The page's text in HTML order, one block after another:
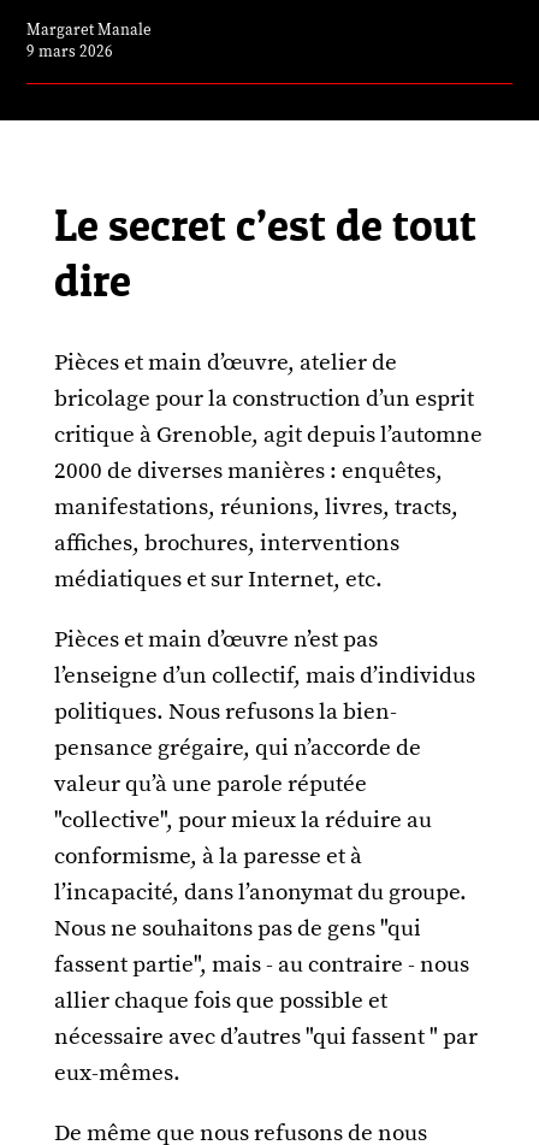
Margaret Manale
9 mars 2026
Le secret c’est de tout
dire
Pièces et main d’œuvre, atelier de
bricolage pour la construction d’un esprit
critique à Grenoble, agit depuis l’automne
2000 de diverses manières : enquêtes,
manifestations, réunions, livres, tracts,
affiches, brochures, interventions
médiatiques et sur Internet, etc.
Pièces et main d’œuvre n’est pas
l’enseigne d’un collectif, mais d’individus
politiques. Nous refusons la bien-
pensance grégaire, qui n’accorde de
valeur qu’à une parole réputée
"collective", pour mieux la réduire au
conformisme, à la paresse et à
l’incapacité, dans l’anonymat du groupe.
Nous ne souhaitons pas de gens "qui
fassent partie", mais - au contraire - nous
allier chaque fois que possible et
nécessaire avec d’autres "qui fassent " par
eux-mêmes.
De même que nous refusons de nous